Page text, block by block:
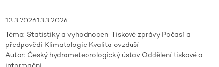
13.3.202613.3.2026
Téma: Statistiky a vyhodnoceníTiskové zprávy Počasí a
předpovědi Klimatologie Kvalita ovzduší
Autor: Český hydrometeorologický ústav Oddělení tiskové a
informační